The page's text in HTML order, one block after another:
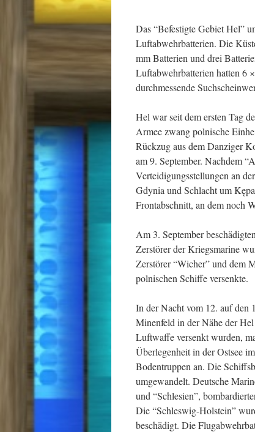
Das “Befestigte Gebiet Hel”
Luftabwehrbatterien. Die
mm Batterien und drei
Luftabwehrbatterien hatten 6
durchmessende
Hel war seit dem ersten Tag
Armee zwang polnische
Rückzug aus dem Danziger
am 9. September. Nachdem
Verteidigungsstellungen an
Gdynia und Schlacht um
Frontabschnitt, an dem noch
Am 3. September
Zerstörer der Kriegsmarine
Zerstörer “Wicher” und dem
polnischen Schiffe versenkte.
In der Nacht vom 12. auf den
Minenfeld in der Nähe der
Luftwaffe versenkt wurden,
Überlegenheit in der Ostsee
Bodentruppen an. Die
umgewandelt. Deutsche
und “Schlesien”,
Die “Schleswig-Holstein”
beschädigt. Die